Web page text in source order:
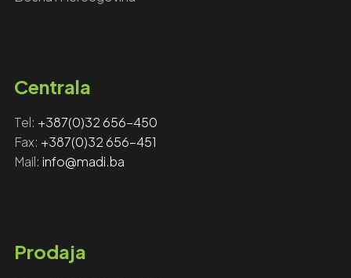
Centrala
Tel: +387(0)32 656-450
Fax: ‎‎ +387(0)32 656-451
Mail: info@madi.ba
Prodaja